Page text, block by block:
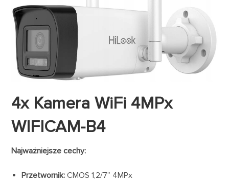
4x Kamera WiFi 4MPx
WIFICAM-B4
Najważniejsze cechy:
Przetwornik:CMOS 1,2/7” 4MPx